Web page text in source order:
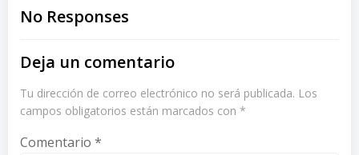
navigation
No Responses
Deja un comentario
Tu dirección de correo electrónico no será publicada. Los
campos obligatorios están marcados con *
Comentario *